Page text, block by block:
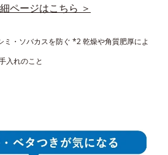
ページはこちら ＞
ミ・ソバカスを防ぐ *2 乾燥や角質肥厚によ
入れのこと